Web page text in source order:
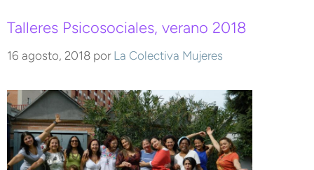
Talleres Psicosociales, verano 2018
16 agosto, 2018 por La Colectiva Mujeres